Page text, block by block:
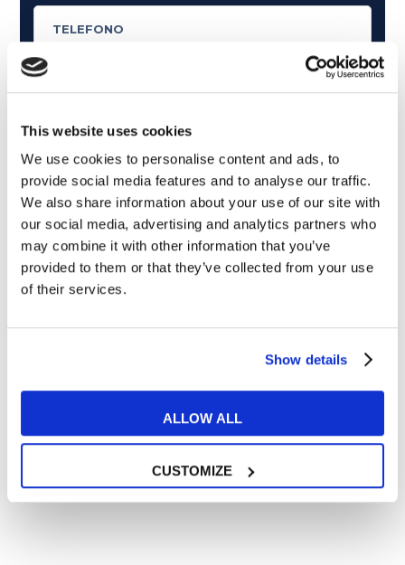
This website uses cookies
We use cookies to personalise content and ads, to
provide social media features and to analyse our traffic.
We also share information about your use of our site with
our social media, advertising and analytics partners who
may combine it with other information that you’ve
provided to them or that they’ve collected from your use
of their services.
Show details
ALLOW ALL
CUSTOMIZE
Cosa ti piace leggere?
Articoli dedicati alla grammatica inglese
Articoli dedicati a inglese nel mondo del lavoro
Articoli con tips e new sulla lingua inglese
Articoli divertenti su film e musica
In quanto di età superiore ai 16 anni, dichiaro di acconsentire
al trattamento dei miei dati personali in conformità
RICHIEDI INFORMAZIONI